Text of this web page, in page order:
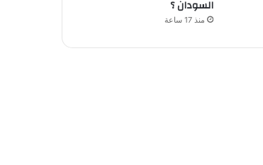
السودان ؟
منذ 17 ساعة